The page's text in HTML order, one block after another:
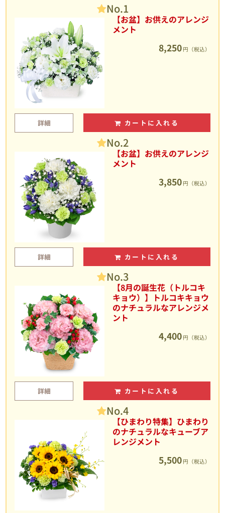
No.1
【お盆】お供えのアレンジ
メント
8,250 円（税込）
詳細 カートに入れる
No.2
【お盆】お供えのアレンジ
メント
3,850 円（税込）
詳細 カートに入れる
No.3
【8月の誕生花（トルコキ
キョウ）】トルコキキョウ
のナチュラルなアレンジメ
ント
4,400 円（税込）
詳細 カートに入れる
No.4
【ひまわり特集】ひまわり
のナチュラルなキューブア
レンジメント
5,500 円（税込）